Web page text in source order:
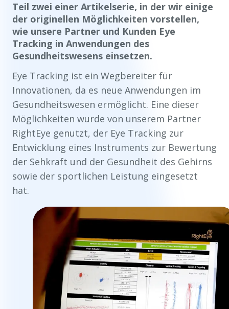
Teil zwei einer Artikelserie, in der wir einige
der originellen Möglichkeiten vorstellen,
wie unsere Partner und Kunden Eye
Tracking in Anwendungen des
Gesundheitswesens einsetzen.
Eye Tracking ist ein Wegbereiter für
Innovationen, da es neue Anwendungen im
Gesundheitswesen ermöglicht. Eine dieser
Möglichkeiten wurde von unserem Partner
RightEye genutzt, der Eye Tracking zur
Entwicklung eines Instruments zur Bewertung
der Sehkraft und der Gesundheit des Gehirns
sowie der sportlichen Leistung eingesetzt
hat.